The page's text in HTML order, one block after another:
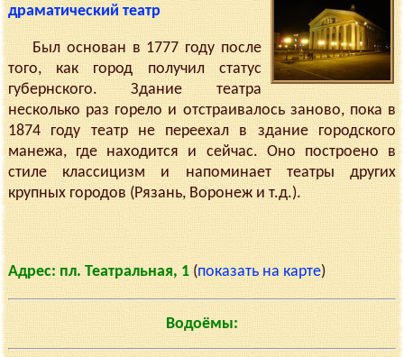
драматический театр
Был основан в 1777 году после
того, как город получил статус
губернского. Здание театра
несколько раз горело и отстраивалось заново, пока в
1874 году театр не переехал в здание городского
манежа, где находится и сейчас. Оно построено в
стиле классицизм и напоминает театры других
крупных городов (Рязань, Воронеж и т.д.).
Адрес: пл. Театральная, 1(показать на карте)
Водоёмы: